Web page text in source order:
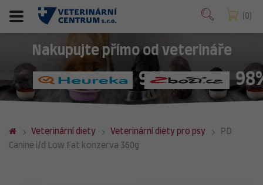
0
Nakupujte přímo od veterináře
98%
Veterinární diety Veterinární diety pro psy
PD
Canine i/d Low Fat konzerva 360g